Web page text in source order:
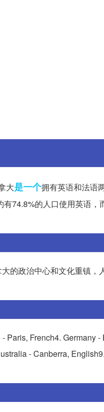
大是一个拥有英语和法语
74.8%的人口使用英语，
的政治中心和文化重镇，
Paris, French4. Germany -
- Canberra,